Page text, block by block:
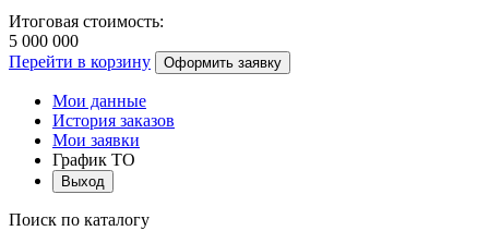
Итоговая стоимость:
5 000 000
Перейти в корзину
Оформить заявку
Мои данные
История заказов
Мои заявки
График ТО
Выход
Поиск по каталогу